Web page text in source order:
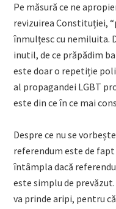
Pe măsură ce ne
revizuirea Constituției,
înmulțesc cu nemiluita.
inutil, de ce prăpădim
este doar o repetiție
al propagandei LGBT
este din ce în ce mai
Despre ce nu se
referendum este de
întâmpla dacă
este simplu de
va prinde aripi, pentru